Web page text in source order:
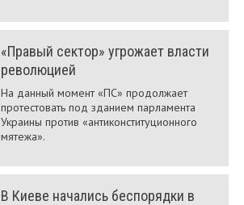
«Правый сектор» угрожает власти
революцией
На данный момент «ПС» продолжает
протестовать под зданием парламента
Украины против «антиконституционного
мятежа».
В Киеве начались беспорядки в